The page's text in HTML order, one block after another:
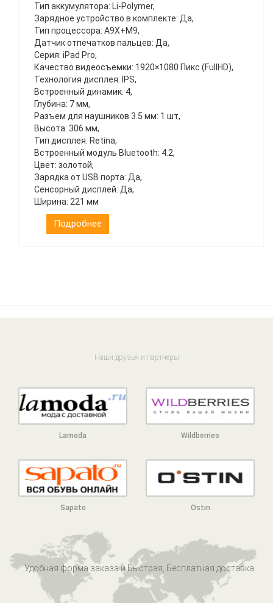
Тип аккумулятора: Li-Polymer,
Зарядное устройство в комплекте: Да,
Тип процессора: A9X+M9,
Датчик отпечатков пальцев: Да,
Серия: iPad Pro,
Качество видеосъемки: 1920×1080 Пикс (FullHD),
Технология дисплея: IPS,
Встроенный динамик: 4,
Глубина: 7 мм,
Разъем для наушников 3.5 мм: 1 шт,
Высота: 306 мм,
Тип дисплея: Retina,
Встроенный модуль Bluetooth: 4.2,
Цвет: золотой,
Зарядка от USB порта: Да,
Сенсорный дисплей: Да,
Ширина: 221 мм
Подробнее
Наши друзья и партнеры
Lamoda Wildberries
Sapato Ostin
Удобная форма заказа и Быстрая, Бесплатная доставка